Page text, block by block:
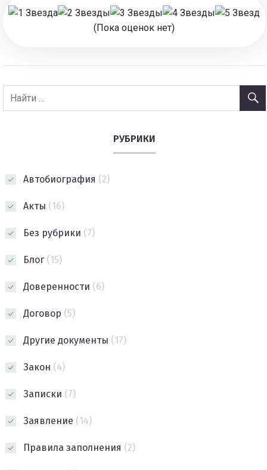
(Пока оценок нет)
РУБРИКИ
Автобиография (2)
Акты (16)
Без рубрики (7)
Блог(15)
Доверенности (6)
Договор (5)
Другие документы (17)
Закон (4)
Записки (7)
Заявление (14)
Правила заполнения (2)